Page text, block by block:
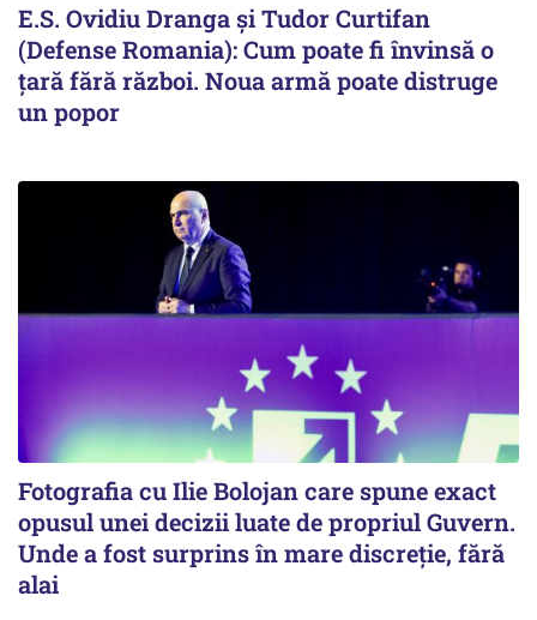
E.S. Ovidiu Dranga și Tudor Curtifan
(Defense Romania): Cum poate fi învinsă o
țară fără război. Noua armă poate distruge
un popor
Fotografia cu Ilie Bolojan care spune exact
opusul unei decizii luate de propriul Guvern.
Unde a fost surprins în mare discreție, fără
alai